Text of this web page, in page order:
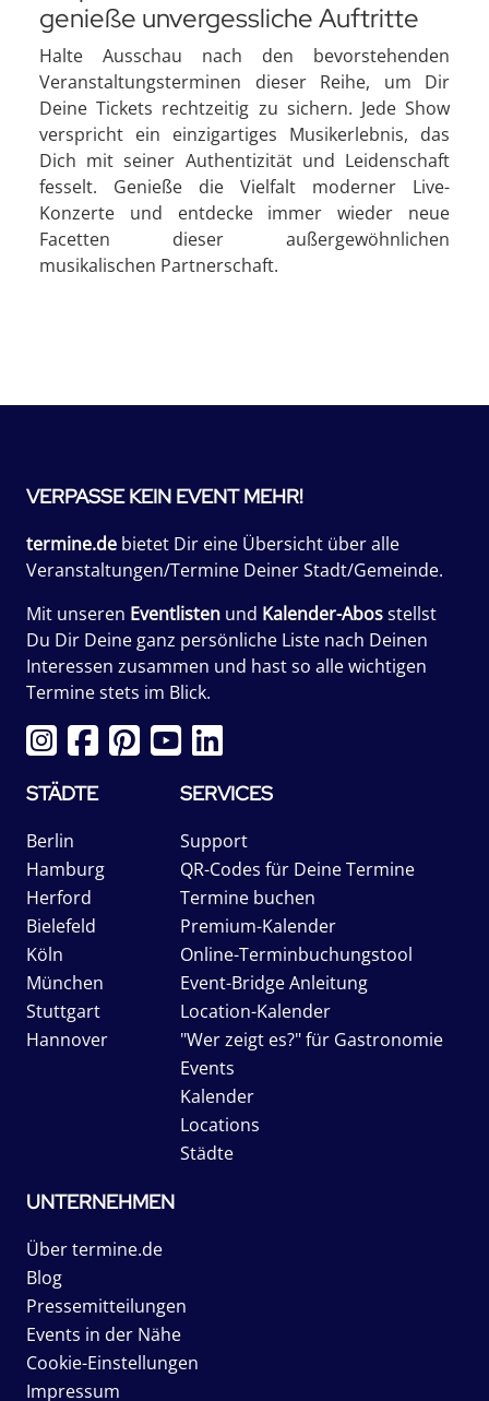
genieße unvergessliche Auftritte
Halte Ausschau nach den bevorstehenden
Veranstaltungsterminen dieser Reihe, um Dir
Deine Tickets rechtzeitig zu sichern. Jede Show
verspricht ein einzigartiges Musikerlebnis, das
Dich mit seiner Authentizität und Leidenschaft
fesselt. Genieße die Vielfalt moderner Live-
Konzerte und entdecke immer wieder neue
Facetten dieser außergewöhnlichen
musikalischen Partnerschaft.
VERPASSE KEIN EVENT MEHR!
termine.de bietet Dir eine Übersicht über alle
Veranstaltungen/Termine Deiner Stadt/Gemeinde.
Mit unseren Eventlisten und Kalender-Abosstellst
Du Dir Deine ganz persönliche Liste nach Deinen
Interessen zusammen und hast so alle wichtigen
Termine stets im Blick.
STÄDTE
Berlin
Hamburg
Herford
Bielefeld
Köln
München
Stuttgart
Hannover
SERVICES
Support
QR-Codes für Deine Termine
Termine buchen
Premium-Kalender
Online-Terminbuchungstool
Event-Bridge Anleitung
Location-Kalender
"Wer zeigt es?" für Gastronomie
Events
Kalender
Locations
Städte
UNTERNEHMEN
Über termine.de
Blog
Pressemitteilungen
Events in der Nähe
Cookie-Einstellungen
Impressum